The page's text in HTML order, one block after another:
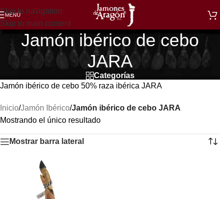
Skip to navigation
Skip to main content
MENÚ
Jamón ibérico de cebo
JARA
Categorías
Jamón ibérico de cebo 50% raza ibérica JARA
Inicio/Jamón Ibérico/Jamón ibérico de cebo JARA
Mostrando el único resultado
Mostrar barra lateral